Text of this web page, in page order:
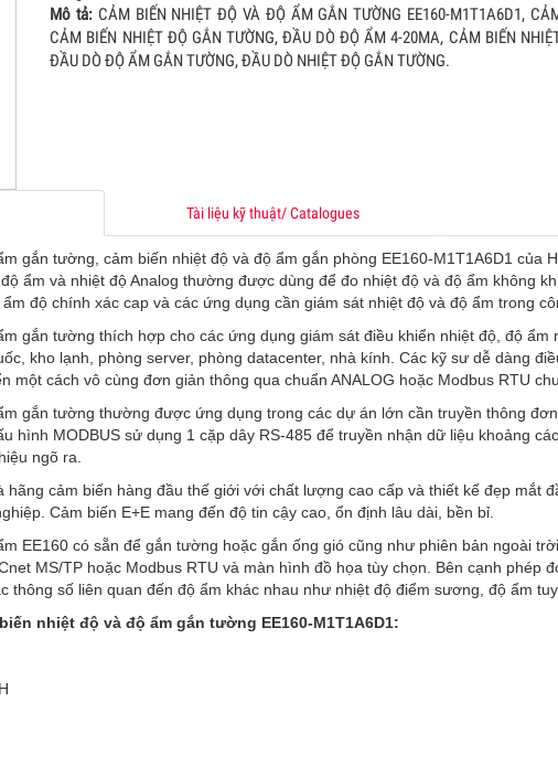
GIAO THỨC ETHERNET
TỦ ĐIỀU KHIỂN KHÍ CO
TỦ ĐIỀU KHIẾN KHÍ CO, TỦ ĐIỀU KHIỂN CO, BỘ ĐIỀU KHIẾN
CO, TỦ ĐIỀU KHIẾN KHÍ CARBON MONOXIDE, BỘ ĐIỀU
KHIẾN KHÍ CO 4-20MA, TỦ ĐIỀU KHIẾN KHÍ CO ANALOG, TỦ
MODBUS RTU, TỦ CO, TỦ CẢNH BÁO KHÍ CO Xem
CẢM BIẾN KHÍ CO2 GẮN ỐNG GIÓ EMS KT-241
CẢM BIẾN KHÍ CO2 GẮN ỐNG GIÓ EMS KT-241 0-5000
GẮN ỐNG GIÓ, CẢM BIẾN CO2 ỐNG GIÓ 0-5000 PPM, CẢM
PPM, CẢM BIẾN CO2 ỐNG GIÓ 4-20MAXem
SENSORS VIỆT NAM- CUNG CẤP GIẢI PHÁP
TURBINE GIÓ
Sensors Việt Nam cung cấp Giải pháp "SSVN-MONITORING
của Cộng hòa Liên bang Đức chuyên dùng cho mục đích
Mô tả: CẢM BIẾN NHIỆT ĐỘ VÀ ĐỘ ẨM GẮN TƯỜNG EE160-M1T1A6D1,
CẢM BIẾN NHIỆT ĐỘ GẮN TƯỜNG, ĐẦU DÒ ĐỘ ẨM 4-20MA, CẢM BIẾN
ĐẦU DÒ ĐỘ ẨM GẮN TƯỜNG, ĐẦU DÒ NHIỆT ĐỘ GẮN TƯỜNG.
Tài liệu kỹ thuật/ Catalogues
gắn tường, cảm biến nhiệt độ và độ ẩm gắn phòng EE160-M1T1A6D1 của
ẩm và nhiệt độ Analog thường được dùng để đo nhiệt độ và độ ẩm không
độ chính xác cap và các ứng dụng cần giám sát nhiệt độ và độ ẩm trong
gắn tường thích hợp cho các ứng dụng giám sát điều khiển nhiệt độ, độ ẩm
kho lạnh, phòng server, phòng datacenter, nhà kính. Các kỹ sư dễ dàng
một cách vô cùng đơn giản thông qua chuẩn ANALOG hoặc Modbus RTU
gắn tường thường được ứng dụng trong các dự án lớn cần truyền thông
hình MODBUS sử dụng 1 cặp dây RS-485 để truyền nhận dữ liệu khoảng
ngõ ra.
hãng cảm biến hàng đầu thế giới với chất lượng cao cấp và thiết kế đẹp mắt
Cảm biến E+E mang đến độ tin cậy cao, ổn định lâu dài, bền bỉ.
EE160 có sẵn để gắn tường hoặc gắn ống gió cũng như phiên bản ngoài
MS/TP hoặc Modbus RTU và màn hình đồ họa tùy chọn. Bên cạnh phép
thông số liên quan đến độ ẩm khác nhau như nhiệt độ điểm sương, độ ẩm
nhiệt độ và độ ẩm gắn tường EE160-M1T1A6D1: